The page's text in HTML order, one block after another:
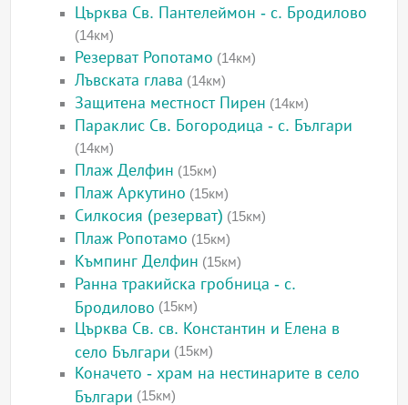
Църква Св. Пантелеймон - с. Бродилово
(14км)
Резерват Ропотамо (14км)
Лъвската глава (14км)
Защитена местност Пирен (14км)
Параклис Св. Богородица - с. Българи
(14км)
Плаж Делфин (15км)
Плаж Аркутино (15км)
Силкосия (резерват) (15км)
Плаж Ропотамо (15км)
Къмпинг Делфин (15км)
Ранна тракийска гробница - с.
Бродилово (15км)
Църква Св. св. Константин и Елена в
село Българи (15км)
Коначето - храм на нестинарите в село
Българи (15км)